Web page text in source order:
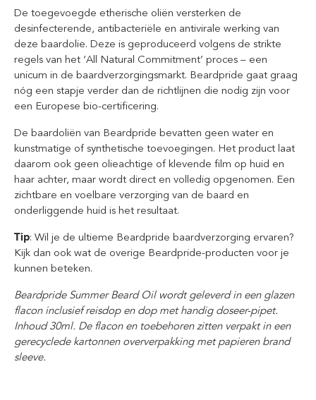
De toegevoegde etherische oliën versterken de
desinfecterende, antibacteriële en antivirale werking van
deze baardolie. Deze is geproduceerd volgens de strikte
regels van het ‘All Natural Commitment’ proces – een
unicum in de baardverzorgingsmarkt. Beardpride gaat graag
nóg een stapje verder dan de richtlijnen die nodig zijn voor
een Europese bio-certificering.
De baardoliën van Beardpride bevatten geen water en
kunstmatige of synthetische toevoegingen. Het product laat
daarom ook geen olieachtige of klevende film op huid en
haar achter, maar wordt direct en volledig opgenomen. Een
zichtbare en voelbare verzorging van de baard en
onderliggende huid is het resultaat.
Tip: Wil je de ultieme Beardpride baardverzorging ervaren?
Kijk dan ook wat de overige Beardpride-producten voor je
kunnen beteken.
Beardpride Summer Beard Oil wordt geleverd in een glazen
flacon inclusief reisdop en dop met handig doseer-pipet.
Inhoud 30ml. De flacon en toebehoren zitten verpakt in een
gerecyclede kartonnen oververpakking met papieren brand
sleeve.